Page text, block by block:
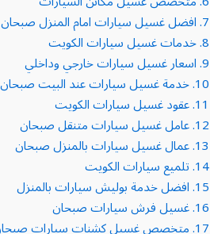
7. افضل غسيل سيارات امام المنزل صبحان
8. خدمات غسيل سيارات الكويت
9. اسعار غسيل سيارات خارجي وداخلي
10. خدمة غسيل سيارات عند البيت صبحان
11. عقود غسيل سيارات الكويت
12. عامل غسيل سيارات متنقل صبحان
13. عمال غسيل سيارات بالمنزل صبحان
14. تلميع سيارات الكويت
15. افضل خدمة بوليش سيارات بالمنزل
16. غسيل فرش سيارات صبحان
17. متخصص غسيل كشنات سيارات